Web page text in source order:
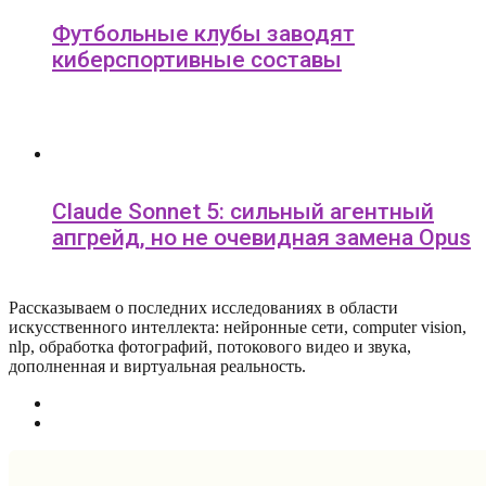
Футбольные клубы заводят
киберспортивные составы
Claude Sonnet 5: сильный агентный
апгрейд, но не очевидная замена Opus
Рассказываем о последних исследованиях в области
искусcтвенного интеллекта: нейронные сети, computer vision,
nlp, обработка фотографий, потокового видео и звука,
дополненная и виртуальная реальность.